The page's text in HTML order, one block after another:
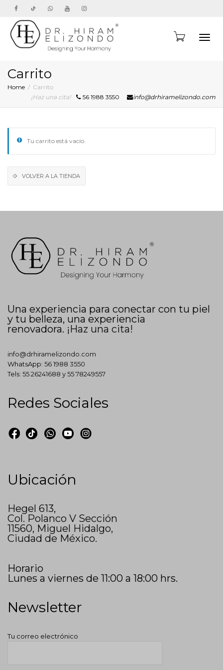
Carrito
Home
Carrito
¡Haz una cita!
56 1988 3550 info@drhiramelizondo.com
Tu carrito está vacío.
VOLVER A LA TIENDA
Una experiencia para conectar con tu piel
y tu belleza, una experiencia
renovadora. ¡Haz una cita!
info@drhiramelizondo.com
WhatsApp: 56 1988 3550
Tels: 55 26241688 y55 78249557
Redes Sociales
Ubicación
Hegel 613,
Col. Polanco V Sección
11560, Miguel Hidalgo,
Ciudad de México.
Horario
Lunes a viernes de 11:00 a 18:00 hrs.
Newsletter
Tu correo electrónico